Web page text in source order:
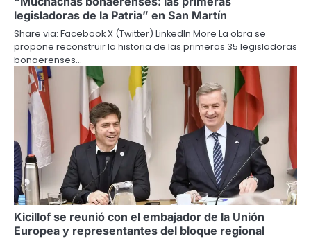
legisladoras de la Patria” en San Martín
Share via: Facebook X (Twitter) LinkedIn More La obra se
propone reconstruir la historia de las primeras 35 legisladoras
bonaerenses…
Kicillof se reunió con el embajador de la Unión
Europea y representantes del bloque regional